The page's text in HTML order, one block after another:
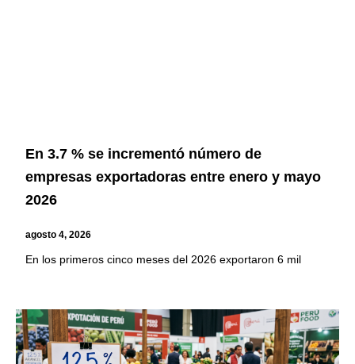
En 3.7 % se incrementó número de
empresas exportadoras entre enero y mayo
2026
agosto 4, 2026
En los primeros cinco meses del 2026 exportaron 6 mil